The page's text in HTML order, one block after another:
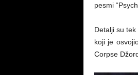
pesmi
Detalji su
koji je
Corpse